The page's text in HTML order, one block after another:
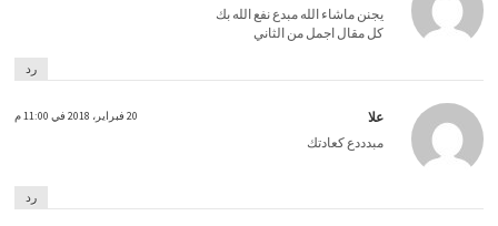
يجنن ماشاء الله مبدع نفع الله بك
كل مقال اجمل من الثاني
رد
علا 20 فبراير، 2018 في 11:00 م
مبدددع كعادتك
رد